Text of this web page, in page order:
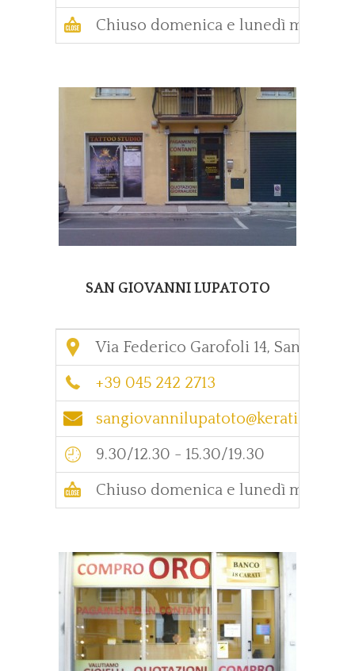
Chiuso domenica e lunedì mattina.
SAN GIOVANNI LUPATOTO
Via Federico Garofoli 14, San
+39 045 242 2713
sangiovannilupatoto@keration.it
9.30/12.30 - 15.30/19.30
Chiuso domenica e lunedì mattina.